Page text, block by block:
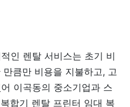
인 렌탈 서비스는 초기 비
큼만 비용을 지불하고, 고
이곡동의 중소기업과 스
합기 렌탈 프린터 임대 복